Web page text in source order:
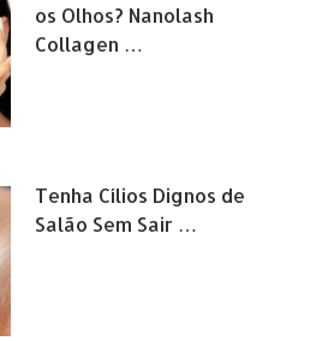
os Olhos? Nanolash
Collagen …
Tenha Cílios Dignos de
Salão Sem Sair …